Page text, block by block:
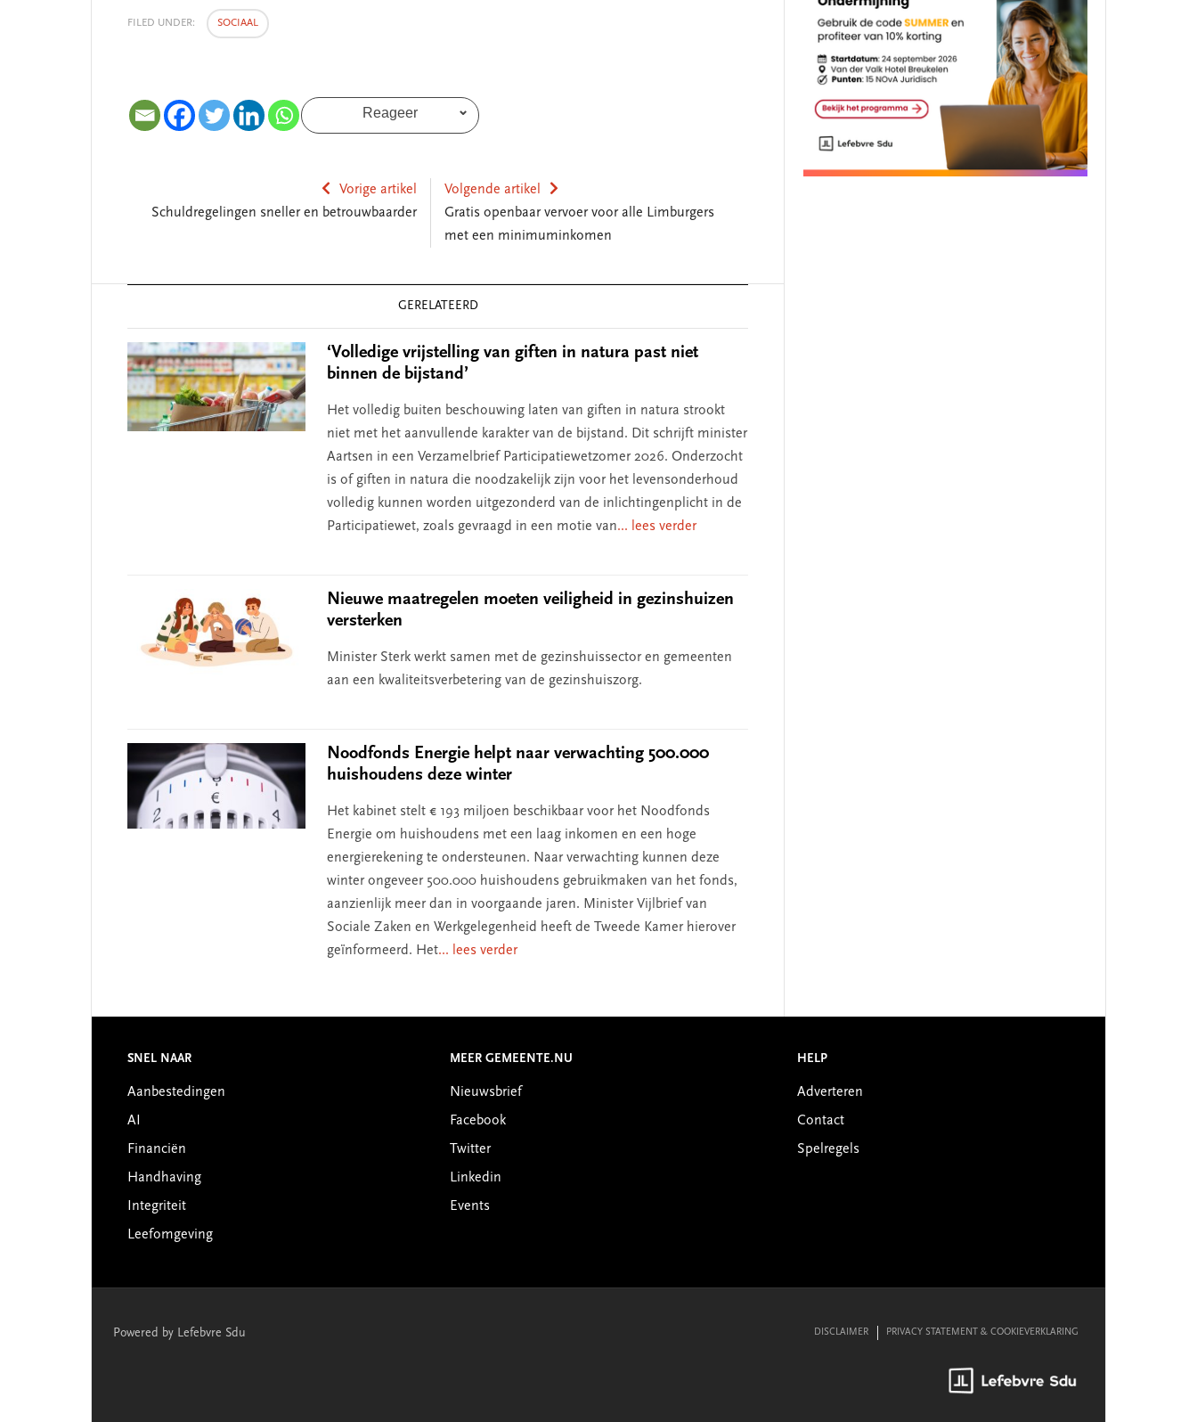
FILED UNDER: SOCIAAL
Reageer
Vorige artikel
Schuldregelingen sneller en betrouwbaarder
Volgende artikel
Gratis openbaar vervoer voor alle Limburgers
met een minimuminkomen
GERELATEERD
‘Volledige vrijstelling van giften in natura past niet
binnen de bijstand’
Het volledig buiten beschouwing laten van giften in natura strookt
niet met het aanvullende karakter van de bijstand. Dit schrijft minister
Aartsen in een Verzamelbrief Participatiewetzomer 2026. Onderzocht
is of giften in natura die noodzakelijk zijn voor het levensonderhoud
volledig kunnen worden uitgezonderd van de inlichtingenplicht in de
Participatiewet, zoals gevraagd in een motie van... lees verder
Nieuwe maatregelen moeten veiligheid in gezinshuizen
versterken
Minister Sterk werkt samen met de gezinshuissector en gemeenten
aan een kwaliteitsverbetering van de gezinshuiszorg.
Noodfonds Energie helpt naar verwachting 500.000
huishoudens deze winter
Het kabinet stelt € 193 miljoen beschikbaar voor het Noodfonds
Energie om huishoudens met een laag inkomen en een hoge
energierekening te ondersteunen. Naar verwachting kunnen deze
winter ongeveer 500.000 huishoudens gebruikmaken van het fonds,
aanzienlijk meer dan in voorgaande jaren. Minister Vijlbrief van
Sociale Zaken en Werkgelegenheid heeft de Tweede Kamer hierover
geïnformeerd. Het... lees verder
Footer
SNEL NAAR
Aanbestedingen
AI
Financiën
Handhaving
Integriteit
Leefomgeving
MEER GEMEENTE.NU
Nieuwsbrief
Facebook
Twitter
Linkedin
Events
HELP
Adverteren
Contact
Spelregels
Powered by Lefebvre Sdu DISCLAIMER PRIVACY STATEMENT & COOKIEVERKLARING